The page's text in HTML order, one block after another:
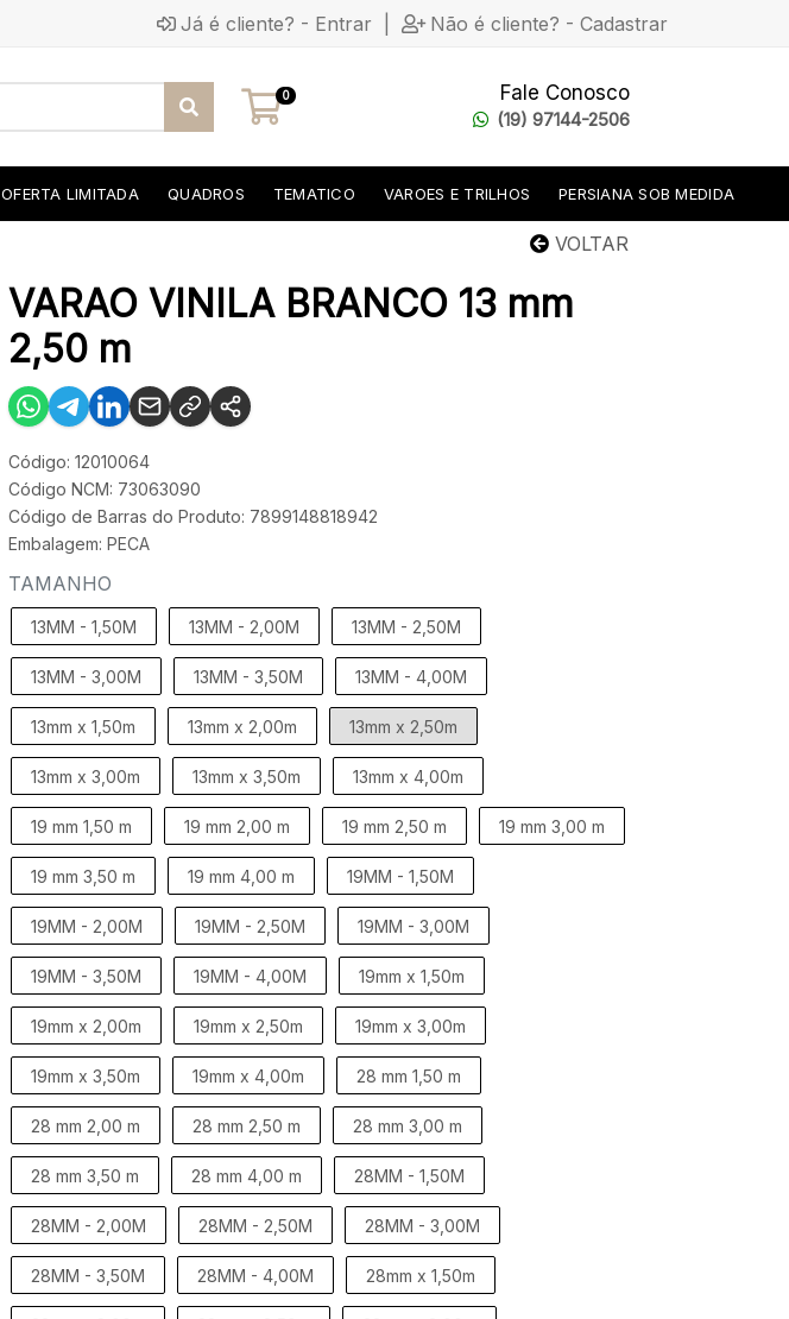
Já é cliente? - Entrar Não é cliente? - Cadastrar
0 Fale Conosco
(19) 97144-2506
OFERTA LIMITADA QUADROS TEMATICO VAROES E TRILHOS PERSIANA SOB MEDIDA
VOLTAR
VARAO VINILA BRANCO 13 mm
2,50 m
Código: 12010064
Código NCM: 73063090
Código de Barras do Produto: 7899148818942
Embalagem: PECA
TAMANHO
13MM - 1,50M 13MM - 2,00M 13MM - 2,50M
13MM - 3,00M 13MM - 3,50M 13MM - 4,00M
13mm x 1,50m 13mm x 2,00m 13mm x 2,50m
13mm x 3,00m 13mm x 3,50m 13mm x 4,00m
19 mm 1,50 m 19 mm 2,00 m 19 mm 2,50 m 19 mm 3,00 m
19 mm 3,50 m 19 mm 4,00 m 19MM - 1,50M
19MM - 2,00M 19MM - 2,50M 19MM - 3,00M
19MM - 3,50M 19MM - 4,00M 19mm x 1,50m
19mm x 2,00m 19mm x 2,50m 19mm x 3,00m
19mm x 3,50m 19mm x 4,00m 28 mm 1,50 m
28 mm 2,00 m 28 mm 2,50 m 28 mm 3,00 m
28 mm 3,50 m 28 mm 4,00 m 28MM - 1,50M
28MM - 2,00M 28MM - 2,50M 28MM - 3,00M
28MM - 3,50M 28MM - 4,00M 28mm x 1,50m